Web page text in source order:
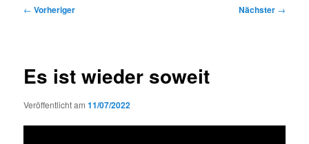
Beitragsnavigation
← Vorheriger Nächster →
Es ist wieder soweit
Veröffentlicht am11/07/2022